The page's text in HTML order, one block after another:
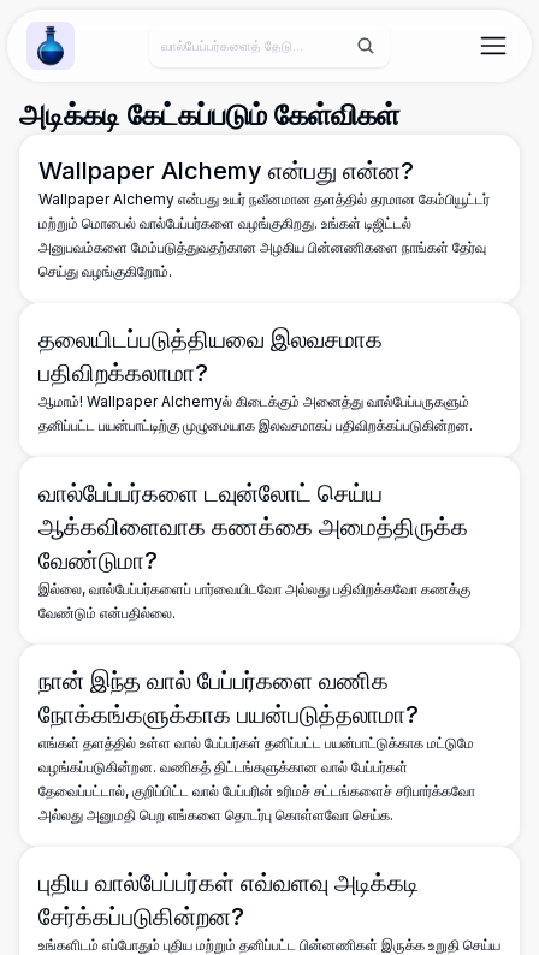
Wallpaper Alchemy
அடிக்கடி கேட்கப்படும் கேள்விகள்
Wallpaper Alchemy என்பது என்ன?
Wallpaper Alchemy என்பது உயர் நவீனமான தளத்தில் தரமான கேம்பியூட்டர்
மற்றும் மொபைல் வால்பேப்பர்களை வழங்குகிறது. உங்கள் டிஜிட்டல்
அனுபவம்களை மேம்படுத்துவதற்கான அழகிய பின்னணிகளை நாங்கள் தேர்வு
செய்து வழங்குகிறோம்.
தலையிடப்படுத்தியவை இலவசமாக
பதிவிறக்கலாமா?
ஆமாம்! Wallpaper Alchemyல் கிடைக்கும் அனைத்து வால்பேப்பருகளும்
தனிப்பட்ட பயன்பாட்டிற்கு முழுமையாக இலவசமாகப் பதிவிறக்கப்படுகின்றன.
வால்பேப்பர்களை டவுன்லோட் செய்ய
ஆக்கவிளைவாக கணக்கை அமைத்திருக்க
வேண்டுமா?
இல்லை, வால்பேப்பர்களைப் பார்வையிடவோ அல்லது பதிவிறக்கவோ கணக்கு
வேண்டும் என்பதில்லை.
நான் இந்த வால் பேப்பர்களை வணிக
நோக்கங்களுக்காக பயன்படுத்தலாமா?
எங்கள் தளத்தில் உள்ள வால் பேப்பர்கள் தனிப்பட்ட பயன்பாட்டுக்காக மட்டுமே
வழங்கப்படுகின்றன. வணிகத் திட்டங்களுக்கான வால் பேப்பர்கள்
தேவைப்பட்டால், குறிப்பிட்ட வால் பேப்பரின் உரிமச் சட்டங்களைச் சரிபார்க்கவோ
அல்லது அனுமதி பெற எங்களை தொடர்பு கொள்ளவோ செய்க.
புதிய வால்பேப்பர்கள் எவ்வளவு அடிக்கடி
சேர்க்கப்படுகின்றன?
உங்களிடம் எப்போதும் புதிய மற்றும் தனிப்பட்ட பின்னணிகள் இருக்க உறுதி செய்ய